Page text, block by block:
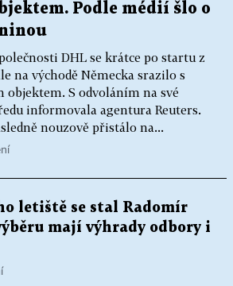
Podle médií šlo o
DHL se krátce po startu z
na východě Německa srazilo s
S odvoláním na své
informovala agentura Reuters.
nouzově přistálo na...
letiště se stal Radomír
mají výhrady odbory i